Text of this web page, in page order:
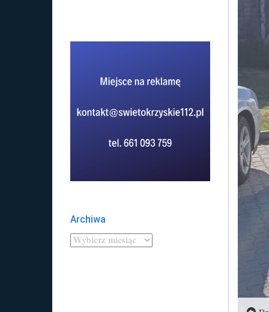
Archiwa